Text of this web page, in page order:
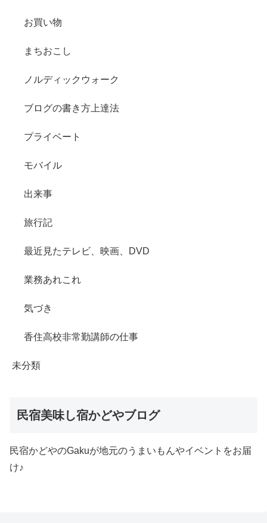
お買い物
まちおこし
ノルディックウォーク
ブログの書き方上達法
プライベート
モバイル
出来事
旅行記
最近見たテレビ、映画、DVD
業務あれこれ
気づき
香住高校非常勤講師の仕事
未分類
民宿美味し宿かどやブログ
民宿かどやのGakuが地元のうまいもんやイベントをお届
け♪